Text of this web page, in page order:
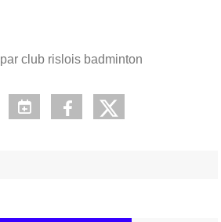
par club rislois badminton